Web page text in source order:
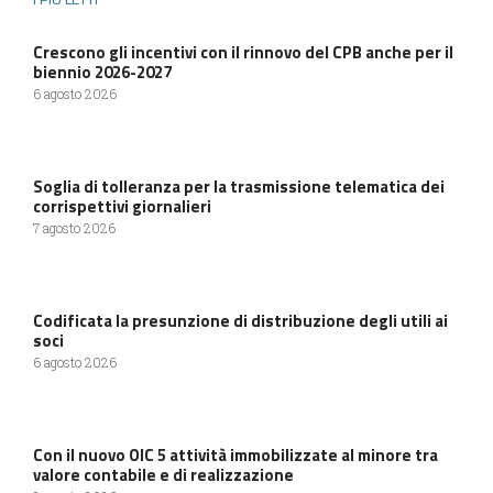
Crescono gli incentivi con il rinnovo del CPB anche per il
biennio 2026-2027
6 agosto 2026
Soglia di tolleranza per la trasmissione telematica dei
corrispettivi giornalieri
7 agosto 2026
Codificata la presunzione di distribuzione degli utili ai
soci
6 agosto 2026
Con il nuovo OIC 5 attività immobilizzate al minore tra
valore contabile e di realizzazione